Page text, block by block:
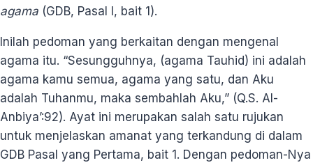
agama (GDB, Pasal I, bait 1).
Inilah pedoman yang berkaitan dengan mengenal
agama itu. “Sesungguhnya, (agama Tauhid) ini adalah
agama kamu semua, agama yang satu, dan Aku
adalah Tuhanmu, maka sembahlah Aku,” (Q.S. Al-
Anbiya’:92). Ayat ini merupakan salah satu rujukan
untuk menjelaskan amanat yang terkandung di dalam
GDB Pasal yang Pertama, bait 1. Dengan pedoman-Nya